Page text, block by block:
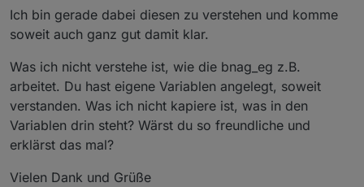
Ich bin gerade dabei diesen zu verstehen und komme
soweit auch ganz gut damit klar.
Was ich nicht verstehe ist, wie die bnag_eg z.B.
arbeitet. Du hast eigene Variablen angelegt, soweit
verstanden. Was ich nicht kapiere ist, was in den
Variablen drin steht? Wärst du so freundliche und
erklärst das mal?
Vielen Dank und Grüße